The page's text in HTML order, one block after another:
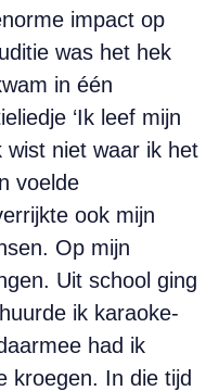
impact op
was het hek
in één
‘Ik leef mijn
wist niet waar ik het
voelde
ook mijn
Op mijn
Uit school ging
ik karaoke-
had ik
kroegen. In die tijd